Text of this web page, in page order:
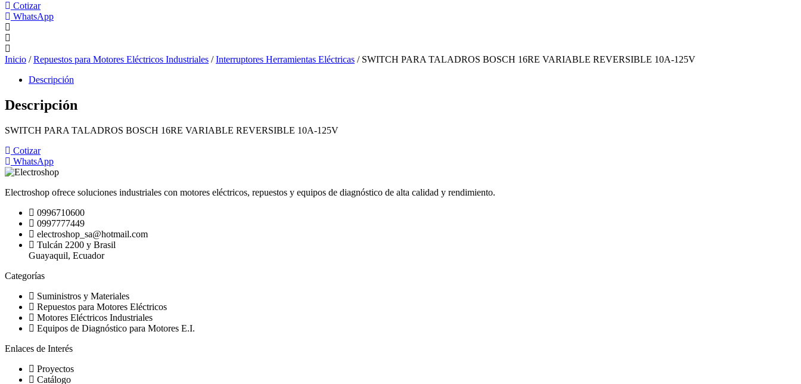
Cotizar
WhatsApp
Inicio /Repuestos para Motores Eléctricos Industriales /Interruptores Herramientas Eléctricas / SWITCH PARA TALADROS BOSCH 16RE VARIABLE REVERSIBLE 10A-125V
Descripción
Descripción
SWITCH PARA TALADROS BOSCH 16RE VARIABLE REVERSIBLE 10A-125V
Cotizar
WhatsApp
Electroshop ofrece soluciones industriales con motores eléctricos, repuestos y equipos de diagnóstico de alta calidad y rendimiento.
0996710600
0997777449
electroshop_sa@hotmail.com
Tulcán 2200 y Brasil
Guayaquil, Ecuador
Categorías
Suministros y Materiales
Repuestos para Motores Eléctricos
Motores Eléctricos Industriales
Equipos de Diagnóstico para Motores E.I.
Enlaces de Interés
Proyectos
Catálogo